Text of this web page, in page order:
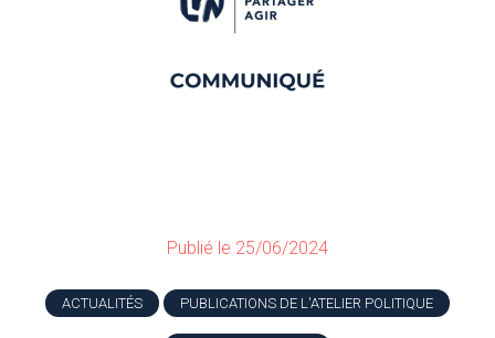
Publié le 25/06/2024
ACTUALITÉS PUBLICATIONS DE L'ATELIER POLITIQUE